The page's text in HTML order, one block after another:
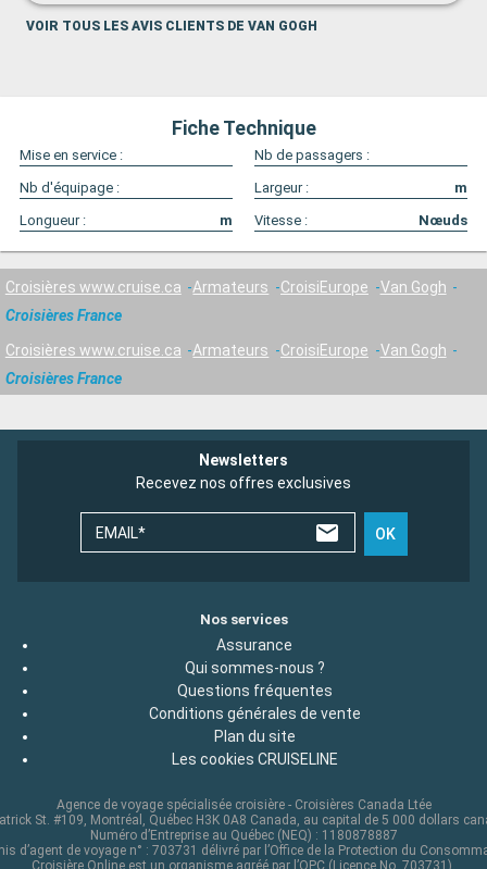
VOIR TOUS LES AVIS CLIENTS DE VAN GOGH
Fiche Technique
Mise en service :
Nb de passagers :
Nb d'équipage :
Largeur :
m
Longueur :
m Vitesse : Nœuds
Croisières www.cruise.ca Armateurs CroisiEurope
Van Gogh
Croisières France
Croisières www.cruise.ca Armateurs CroisiEurope
Van Gogh
Croisières France
Newsletters
Recevez nos offres exclusives
EMAIL* OK
Nos services
Assurance
Qui sommes-nous ?
Questions fréquentes
Conditions générales de vente
Plan du site
Les cookies CRUISELINE
Agence de voyage spécialisée croisière - Croisières Canada Ltée
St. #109, Montréal, Québec H3K 0A8 Canada, au capital de 5 000 dollars
Numéro d’Entreprise au Québec (NEQ) : 1180878887
d’agent de voyage n° : 703731 délivré par l’Office de la Protection du
Croisière Online est un organisme agréé par l’OPC (Licence No. 703731),